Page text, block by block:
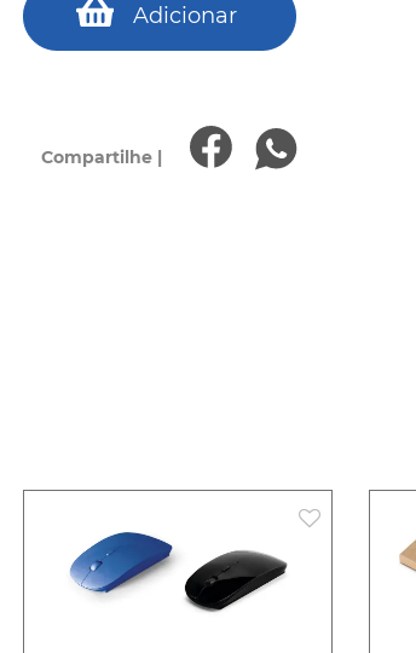
Adicionar
Compartilhe |